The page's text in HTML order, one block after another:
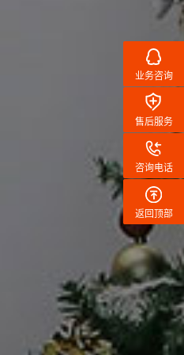
业务咨询
售后服务
咨询电话
返回顶部